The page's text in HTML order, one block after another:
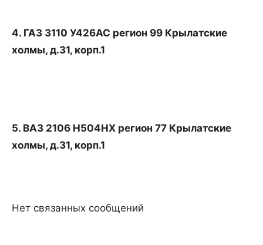
4. ГАЗ 3110 У426АС регион 99 Крылатские
холмы, д.31, корп.1
5. ВАЗ 2106 Н504НХ регион 77 Крылатские
холмы, д.31, корп.1
Нет связанных сообщений